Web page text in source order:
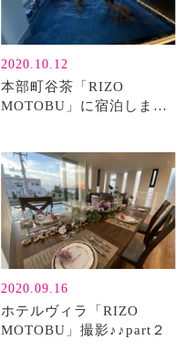
2020.10.12
本部町谷茶「RIZO
MOTOBU」に宿泊しまし
2020.09.16
ホテルヴィラ「RIZO
MOTOBU」撮影♪♪part２